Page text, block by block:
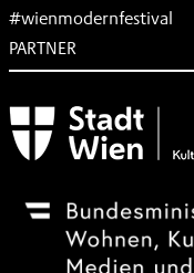
#wienmodernfestival
PARTNER
Subventionsgeber